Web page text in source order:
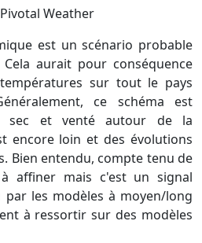
Pivotal Weather
aurait pour conséquence
sur tout le pays
ce schéma est
sec et venté autour de la
encore loin et des évolutions
Bien entendu, compte tenu de
affiner mais c'est un signal
les modèles à moyen/long
à ressortir sur des modèles